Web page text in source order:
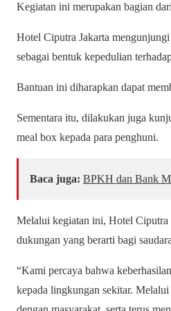
Kegiatan ini merupakan bagian
Hotel Ciputra Jakarta
sebagai bentuk kepedulian
Bantuan ini diharapkan dapat
Sementara itu, dilakukan juga
meal box kepada para penghuni.
Baca juga: BPKH dan Bank
Melalui kegiatan ini, Hotel Ciputra
dukungan yang berarti bagi
“Kami percaya bahwa
kepada lingkungan sekitar.